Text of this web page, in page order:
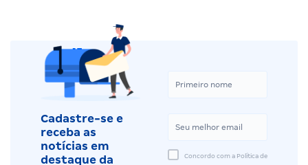
Cadastre-se e
receba as
notícias em
destaque da
Concordo com a Política de